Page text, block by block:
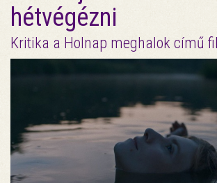
hétvégézni
Kritika a Holnap meghalok című